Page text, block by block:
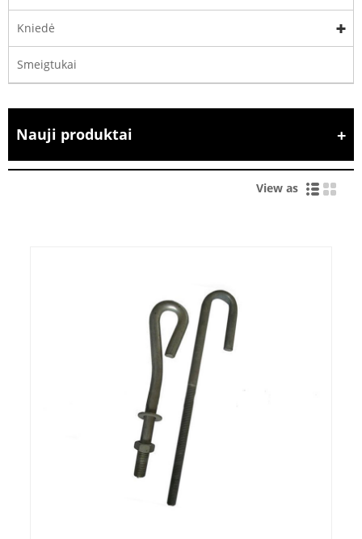
Kniedė
Smeigtukai
Nauji produktai
View as